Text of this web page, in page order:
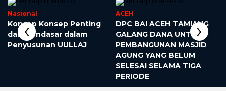
Nasional
Konsep Konsep Penting
dan Mendasar dalam
Penyusunan UULLAJ
ACEH
DPC BAI ACEH TAMIANG
GALANG DANA UNTUK
PEMBANGUNAN MASJID
AGUNG YANG BELUM
SELESAI SELAMA TIGA
PERIODE
‹ ›